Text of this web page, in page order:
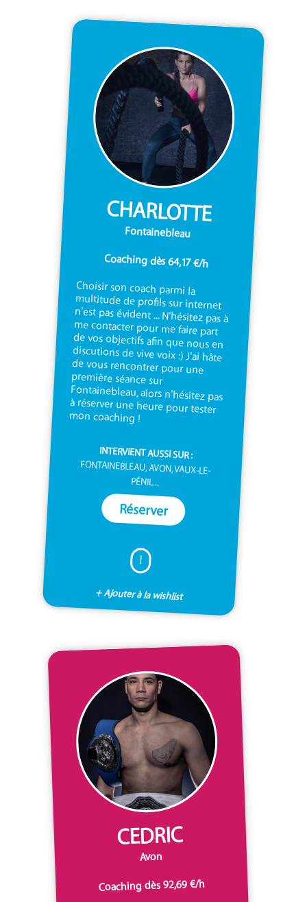
CHARLOTTE
Fontainebleau
Coaching dès 64,17 €/h
Choisir son coach parmi la
multitude de profils sur internet
n'est pas évident ... N'hésitez pas à
me contacter pour me faire part
de vos objectifs afin que nous en
discutions de vive voix :) J'ai hâte
de vous rencontrer pour une
première séance sur
Fontainebleau, alors n'hésitez pas
à réserver une heure pour tester
mon coaching !
INTERVIENT AUSSI SUR :
FONTAINEBLEAU, AVON, VAUX-LE-
PÉNIL...
Réserver
I
+ Ajouter à la wishlist
CEDRIC
Avon
Coaching dès 92,69 €/h